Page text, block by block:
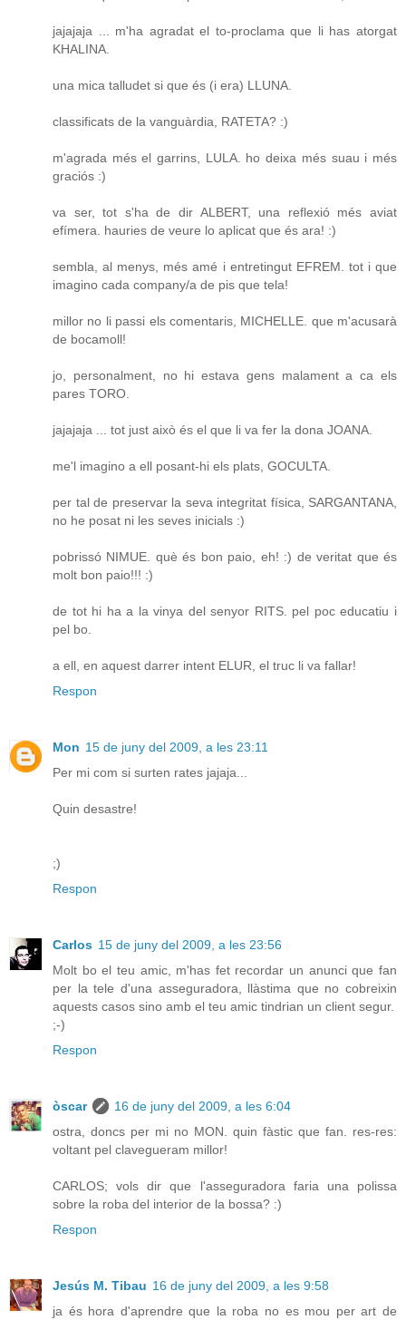
jajajaja ... m'ha agradat el to-proclama que li has atorgat
KHALINA.
una mica talludet si que és (i era) LLUNA.
classificats de la vanguàrdia, RATETA? :)
m'agrada més el garrins, LULA. ho deixa més suau i més
graciós :)
va ser, tot s'ha de dir ALBERT, una reflexió més aviat
efímera. hauries de veure lo aplicat que és ara! :)
sembla, al menys, més amé i entretingut EFREM. tot i que
imagino cada company/a de pis que tela!
millor no li passi els comentaris, MICHELLE. que m'acusarà
de bocamoll!
jo, personalment, no hi estava gens malament a ca els
pares TORO.
jajajaja ... tot just això és el que li va fer la dona JOANA.
me'l imagino a ell posant-hi els plats, GOCULTA.
per tal de preservar la seva integritat física, SARGANTANA,
no he posat ni les seves inicials :)
pobrissó NIMUE. què és bon paio, eh! :) de veritat que és
molt bon paio!!! :)
de tot hi ha a la vinya del senyor RITS. pel poc educatiu i
pel bo.
a ell, en aquest darrer intent ELUR, el truc li va fallar!
Respon
Mon 15 de juny del 2009, a les 23:11
Per mi com si surten rates jajaja...
Quin desastre!
;)
Respon
Carlos 15 de juny del 2009, a les 23:56
Molt bo el teu amic, m'has fet recordar un anunci que fan
per la tele d'una asseguradora, llàstima que no cobreixin
aquests casos sino amb el teu amic tindrian un client segur.
;-)
Respon
òscar
16 de juny del 2009, a les 6:04
ostra, doncs per mi no MON. quin fàstic que fan. res-res:
voltant pel clavegueram millor!
CARLOS; vols dir que l'asseguradora faria una polissa
sobre la roba del interior de la bossa? :)
Respon
Jesús M. Tibau 16 de juny del 2009, a les 9:58
ja és hora d'aprendre que la roba no es mou per art de